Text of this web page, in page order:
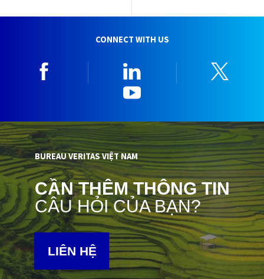
CONNECT WITH US
BUREAU VERITAS VIỆT NAM
CẦN THÊM THÔNG TIN
CÂU HỎI CỦA BẠN?
LIÊN HỆ